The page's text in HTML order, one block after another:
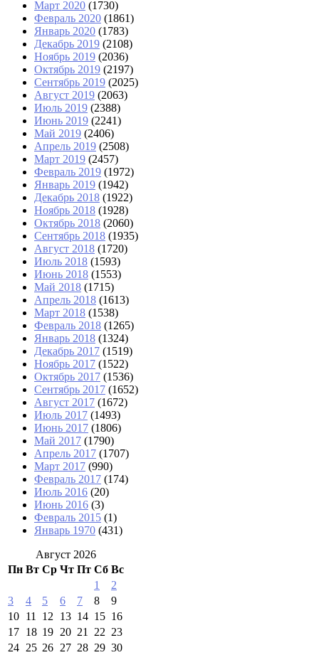
Март 2020 (1730)
Февраль 2020 (1861)
Январь 2020 (1783)
Декабрь 2019 (2108)
Ноябрь 2019 (2036)
Октябрь 2019 (2197)
Сентябрь 2019 (2025)
Август 2019 (2063)
Июль 2019 (2388)
Июнь 2019 (2241)
Май 2019 (2406)
Апрель 2019 (2508)
Март 2019 (2457)
Февраль 2019 (1972)
Январь 2019 (1942)
Декабрь 2018 (1922)
Ноябрь 2018 (1928)
Октябрь 2018 (2060)
Сентябрь 2018 (1935)
Август 2018 (1720)
Июль 2018 (1593)
Июнь 2018 (1553)
Май 2018 (1715)
Апрель 2018 (1613)
Март 2018 (1538)
Февраль 2018 (1265)
Январь 2018 (1324)
Декабрь 2017 (1519)
Ноябрь 2017 (1522)
Октябрь 2017 (1536)
Сентябрь 2017 (1652)
Август 2017 (1672)
Июль 2017 (1493)
Июнь 2017 (1806)
Май 2017 (1790)
Апрель 2017 (1707)
Март 2017 (990)
Февраль 2017 (174)
Июль 2016 (20)
Июнь 2016 (3)
Февраль 2015 (1)
Январь 1970 (431)
Август 2026
Пн Вт Ср Чт Пт Сб Вс
1
2
3
4 5 6 7 8
9
10 11 12 13 14 15 16
17 18 19 20 21 22 23
24 25 26 27 28 29 30